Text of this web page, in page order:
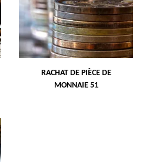
RACHAT DE PIÈCE DE
MONNAIE 51